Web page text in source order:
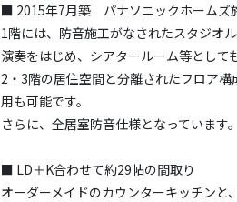
■ 2015年7月築 パナソニックホームズ
1階には、防音施工がなされたスタジオ
演奏をはじめ、シアタールーム等として
2・3階の居住空間と分離されたフロア構
用も可能です。
さらに、全居室防音仕様となっています。
■ LD＋K合わせて約29帖の間取り
オーダーメイドのカウンターキッチンと